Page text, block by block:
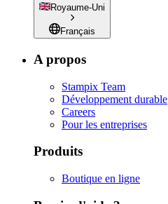
Royaume-Uni
Français
A propos
Stampix Team
Développement durable
Careers
Pour les entreprises
Produits
Boutique en ligne